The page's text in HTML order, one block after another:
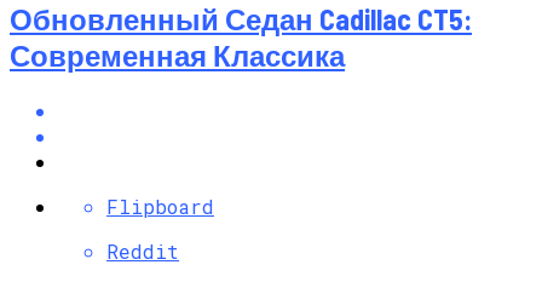
Обновленный Седан Cadillac CT5:
Современная Классика
Flipboard
Reddit